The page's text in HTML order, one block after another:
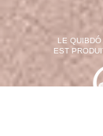
LE QUIBDÓ
EST